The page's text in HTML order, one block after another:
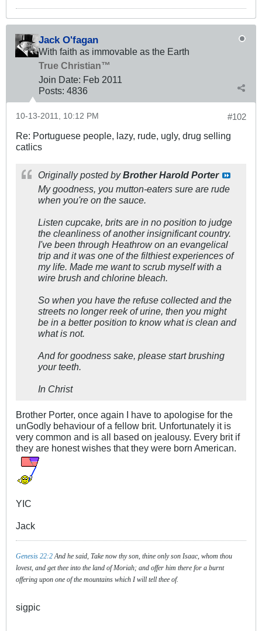
Jack O'fagan
With faith as immovable as the Earth
True Christian™
Join Date: Feb 2011
Posts: 4836
#102
10-13-2011, 10:12 PM
Re: Portuguese people, lazy, rude, ugly, drug selling
catlics
Originally posted byBrother Harold Porter
My goodness, you mutton-eaters sure are rude
when you're on the sauce.
Listen cupcake, brits are in no position to judge
the cleanliness of another insignificant country.
I've been through Heathrow on an evangelical
trip and it was one of the filthiest experiences of
my life. Made me want to scrub myself with a
wire brush and chlorine bleach.
So when you have the refuse collected and the
streets no longer reek of urine, then you might
be in a better position to know what is clean and
what is not.
And for goodness sake, please start brushing
your teeth.
In Christ
Brother Porter, once again I have to apologise for the
unGodly behaviour of a fellow brit. Unfortunately it is
very common and is all based on jealousy. Every brit if
they are honest wishes that they were born American.
YIC
Jack
Genesis 22:2And he said, Take now thy son, thine only son Isaac, whom thou
lovest, and get thee into the land of Moriah; and offer him there for a burnt
offering upon one of the mountains which I will tell thee of.
sigpic